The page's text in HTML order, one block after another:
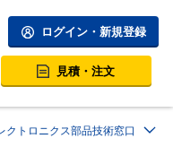
ログイン・新規登録
見積・注文
クトロニクス部品技術窓口